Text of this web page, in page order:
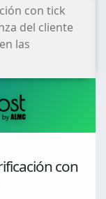
con tick
del cliente
las
con